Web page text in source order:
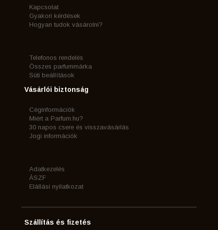
Kapcsolat
Gyakori kérdések
Hogyan tudok vásárolni?
Telefonos rendelés
Összes parfummárka
Süti beállítások
Vásárlói biztonság
Céginformációk
Miért a Parfum.hu?
30 napos csere és visszavásárlás
Jogi információk
Adatkezelés
ÁSZF
Elállási nyilatkozat
Szállítás és fizetés